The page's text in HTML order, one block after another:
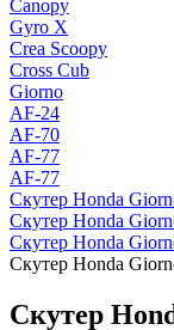
Canopy
Gyro X
Crea Scoopy
Cross Cub
Giorno
AF-24
AF-70
AF-77
AF-77
Скутер Honda
Скутер Honda
Скутер Honda
Скутер Honda
Скутер